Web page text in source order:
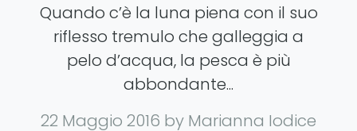
Quando c’è la luna piena con il suo
riflesso tremulo che galleggia a
pelo d’acqua, la pesca è più
abbondante...
22 Maggio 2016 by Marianna Iodice